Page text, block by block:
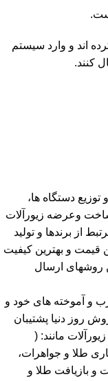
اند و وارد سیستم
کنند.
توزیع دستگاه ها،
ساخت وعرضه زیورآلات
از برندها و تولید
قیمت و بهترین کیفیت
روشهای ارسال
و آموخته های خود و
روز دنیا پشتیبان
مانند: (
طلا و جواهرات،
و بازیافت طلا و